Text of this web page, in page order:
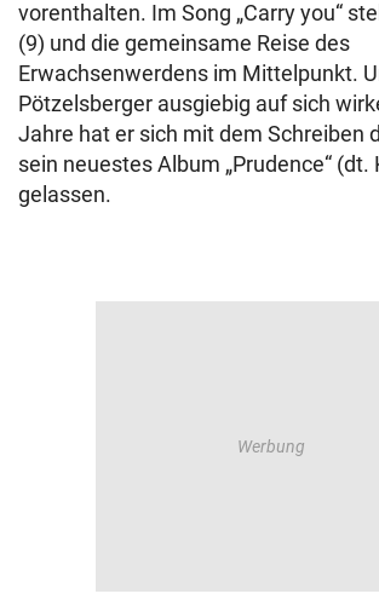
vorenthalten. Im Song „Carry you“
(9) und die gemeinsame Reise des
Erwachsenwerdens im Mittelpunkt.
Pötzelsberger ausgiebig auf sich
Jahre hat er sich mit dem Schreiben
sein neuestes Album „Prudence“
gelassen.